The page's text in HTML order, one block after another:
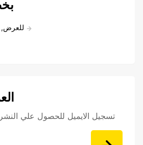
للعرض,
تسجيل الايميل للحصول علي